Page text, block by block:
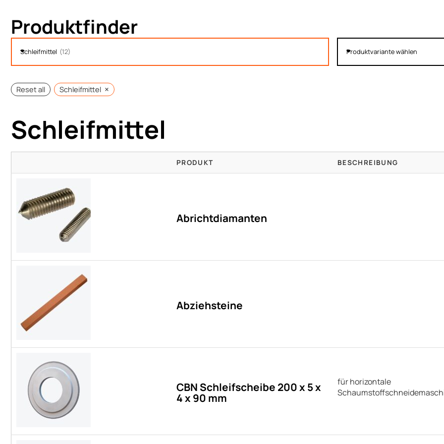
Produktfinder
Schleifmittel (12) Produktvariante wählen
Reset all Schleifmittel ×
Schleifmittel
PRODUKT BESCHREIBUNG
Abrichtdiamanten
Abziehsteine
CBN Schleifscheibe 200 x 5 x
4 x 90 mm
für horizontale